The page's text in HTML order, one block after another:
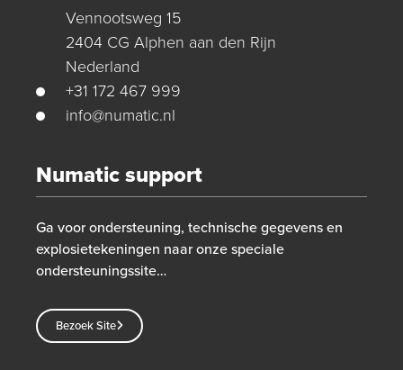
Vennootsweg 15
2404 CG Alphen aan den Rijn
Nederland
+31 172 467 999
info@numatic.nl
Numatic support
Ga voor ondersteuning, technische gegevens en
explosietekeningen naar onze speciale
ondersteuningssite…
Bezoek Site